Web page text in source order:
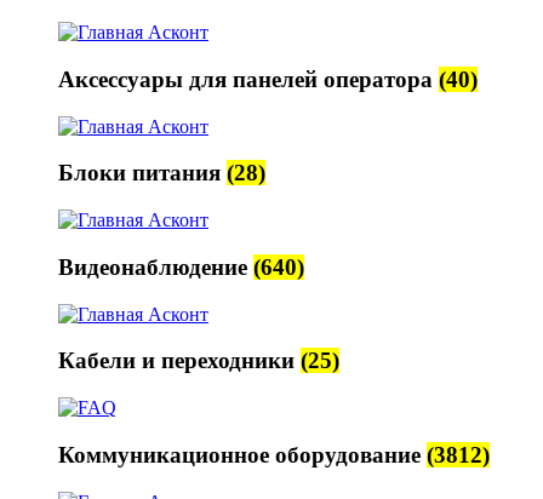
Аксессуары для панелей оператора (40)
Блоки питания (28)
Видеонаблюдение (640)
Кабели и переходники (25)
Коммуникационное оборудование (3812)